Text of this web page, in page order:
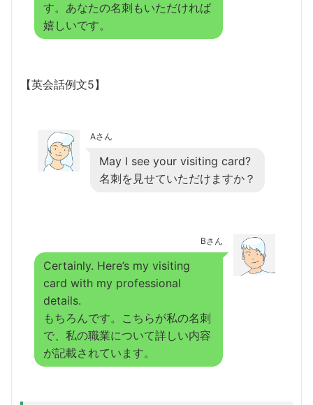
す。あなたの名刺もいただければ
嬉しいです。
【英会話例文5】
Aさん
May I see your visiting card?
名刺を見せていただけますか？
Bさん
Certainly. Here’s my visiting
card with my professional
details.
もちろんです。こちらが私の名刺
で、私の職業について詳しい内容
が記載されています。